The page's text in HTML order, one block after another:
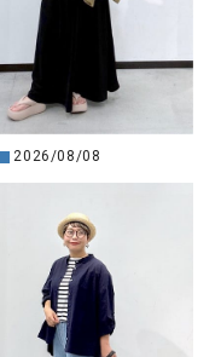
2026/08/08